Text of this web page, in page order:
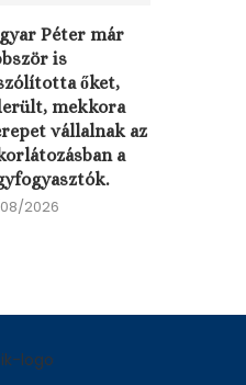
Péter már
is
őket,
mekkora
vállalnak az
a
2026